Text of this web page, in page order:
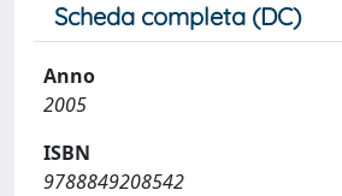
Scheda completa (DC)
Anno
2005
ISBN
9788849208542